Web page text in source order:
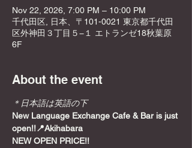
Nov 22, 2026, 7:00 PM – 10:00 PM
千代田区, 日本、〒101-0021 東京都千代田
区外神田３丁目５−１ エトランゼ18秋葉原
6F
About the event
＊日本語は英語の下
New Language Exchange Cafe & Bar is just
open!!📍Akihabara
NEW OPEN PRICE!!